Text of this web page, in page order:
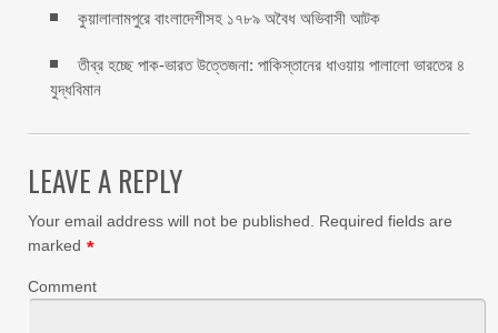
কুয়ালালামপুরে বাংলাদেশীসহ ১৭৮৯ অবৈধ অভিবাসী আটক
তীব্র হচ্ছে পাক-ভারত উত্তেজনা: পাকিস্তানের ধাওয়ায় পালালো ভারতের ৪
যুদ্ধবিমান
LEAVE A REPLY
Your email address will not be published. Required fields are
marked *
Comment